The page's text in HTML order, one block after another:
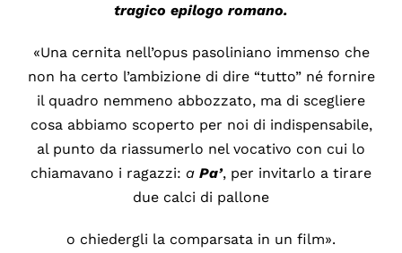
tragico epilogo romano.
«Una cernita nell’opus pasoliniano immenso che
non ha certo l’ambizione di dire “tutto” né fornire
il quadro nemmeno abbozzato, ma di scegliere
cosa abbiamo scoperto per noi di indispensabile,
al punto da riassumerlo nel vocativo con cui lo
chiamavano i ragazzi: a Pa’, per invitarlo a tirare
due calci di pallone
o chiedergli la comparsata in un film».